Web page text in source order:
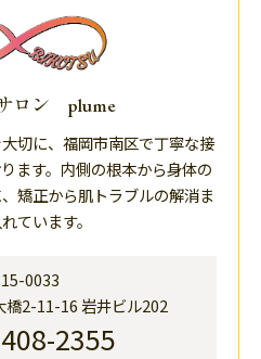
ロン plume
切に、福岡市南区で丁寧な接
ます。内側の根本から身体の
矯正から肌トラブルの解消ま
ています。
0033
橋2-11-16 岩井ビル202
2355